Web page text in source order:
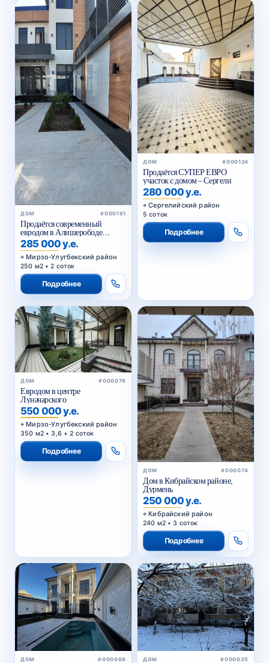
ДОМ #000181
Продаётся современный
евродом в Алишерободе
Мирзо-Улугбекский район
285 000 у.е.
Мирзо-Улугбекский район
250 м2 • 2 соток
Подробнее
ДОМ #000124
Продаётся СУПЕР ЕВРО
участок с домом – Сергели
280 000 у.е.
Сергелийский район
5 соток
Подробнее
ДОМ #000076
Евродом в центре
Луначарского
550 000 у.е.
Мирзо-Улугбекский район
350 м2 • 3,6 + 2 соток
Подробнее
ДОМ #000074
Дом в Кибрайском районе,
Дурмень
250 000 у.е.
Кибрайский район
240 м2 • 3 соток
Подробнее
ДОМ #000068 ДОМ #000035